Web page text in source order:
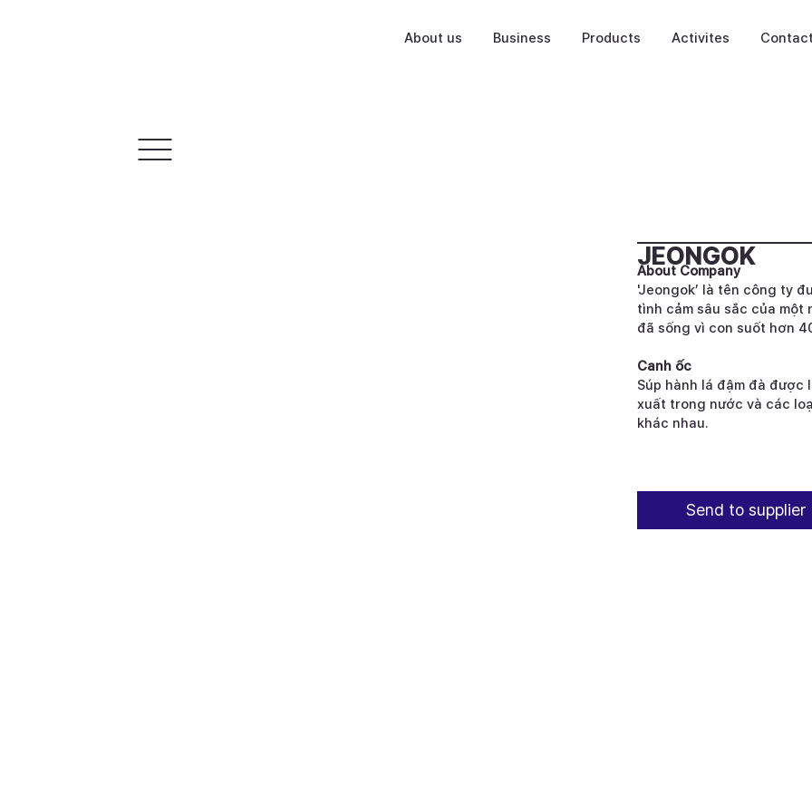
About us Business Products Activites Contact
JEONGOK
About Company
'Jeongok’ là tên công ty
tình cảm sâu sắc của một
đã sống vì con suốt hơn
Canh ốc
Súp hành lá đậm đà được
xuất trong nước và các
khác nhau.
Send to supplier